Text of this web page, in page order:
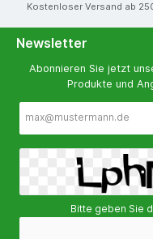
Kostenloser Versand ab
Newsletter
Abonnieren Sie jetzt
Produkte und
Bitte geben Sie